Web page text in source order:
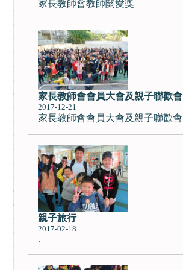
家長教師會教師關愛獎
家長教師會會員大會及親子聯歡會
2017-12-21
家長教師會會員大會及親子聯歡會
親子旅行
2017-02-18
.